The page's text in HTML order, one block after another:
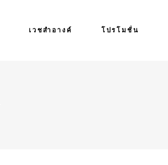
เวชสำอางค์ โปรโมชั่น